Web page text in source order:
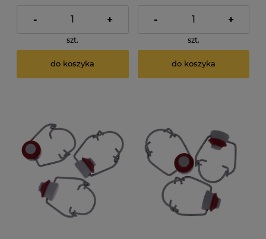
- +
szt.
do koszyka
- +
szt.
do koszyka